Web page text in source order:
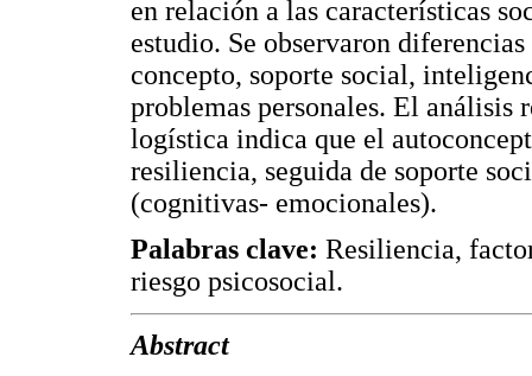
en relación a las características
estudio. Se observaron
concepto, soporte social,
problemas personales. El análisis
logística indica que el
resiliencia, seguida de soporte
(cognitivas- emocionales).
Palabras clave: Resiliencia,
riesgo psicosocial.
Abstract